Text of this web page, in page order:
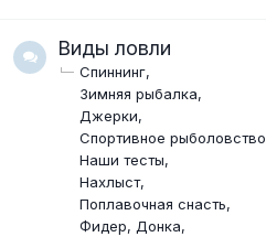
Виды ловли
Спиннинг
Зимняя рыбалка
Джерки
Спортивное рыболовство
Наши тесты
Нахлыст
Поплавочная снасть
Фидер, Донка